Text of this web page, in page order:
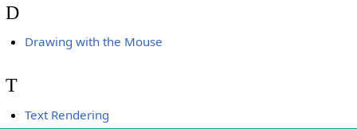
D
Drawing with the Mouse
T
Text Rendering